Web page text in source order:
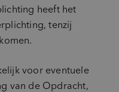
heeft het
tenzij
voor eventuele
van de Opdracht,